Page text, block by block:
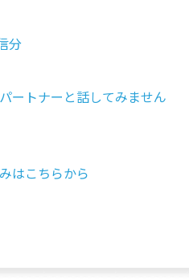
分
ートナーと話してみません
はこちらから